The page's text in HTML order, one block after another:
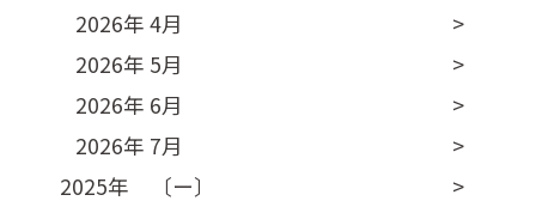
2026年 4月
2026年 5月
2026年 6月
2026年 7月
2025年 〔ー〕